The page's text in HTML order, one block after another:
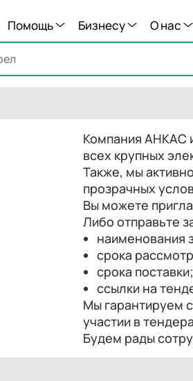
Помощь Бизнесу О нас
Компания АНКАС
всех крупных
Также, мы
прозрачных
Вы можете
Либо отправьте
наименования
срока
срока поставки;
ссылки на
Мы гарантируем
участии в
Будем рады